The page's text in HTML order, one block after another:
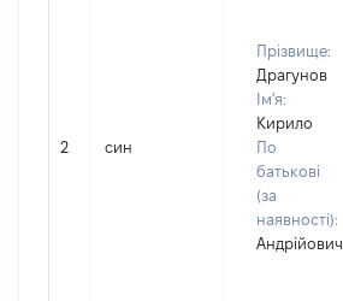
2 син
Прізвище:
Драгунов
Ім'я:
Кирило
По
батькові
(за
наявності):
Андрійович